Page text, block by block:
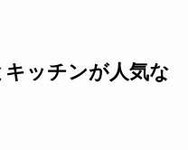
ッチンが人気な